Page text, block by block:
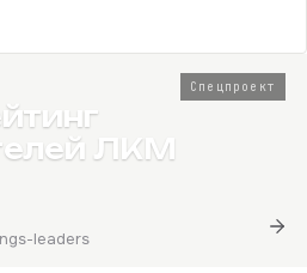
Спецпроект
ЛКМ
leaders